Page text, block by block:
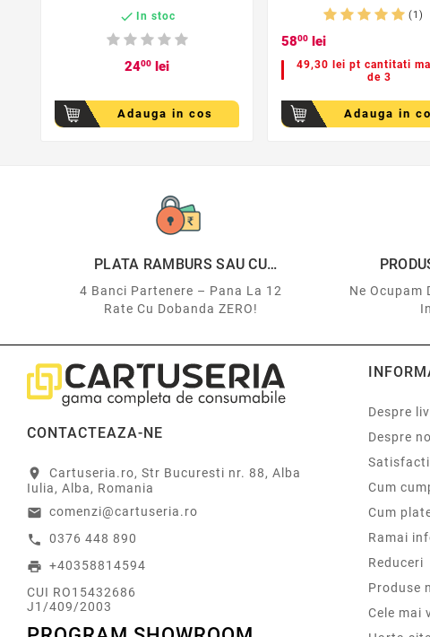
favorite_border
 In stoc
2400 lei
Adauga in cos favorite_border
(1)
5800 lei
49,30 lei pt cantitati
de 3
Adauga in
PLATA RAMBURS SAU CU
4 Banci Partenere – Pana La 12
Rate Cu Dobanda ZERO!
Ne Ocupam
CONTACTEAZA-NE
location_on
Cartuseria.ro, Str Bucuresti nr. 88, Alba
Iulia, Alba, Romania
email comenzi@cartuseria.ro
call 0376 448 890
print +40358814594
CUI RO15432686
J1/409/2003
Despre
Despre
Cum
Cum
Ramai
Reduceri
Produse
Cele mai